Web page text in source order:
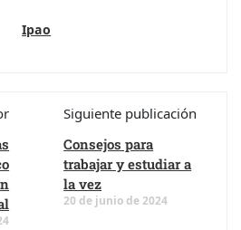
Ipao
Siguiente publicación
Consejos para
trabajar y estudiar a
la vez
20 de junio de 2024